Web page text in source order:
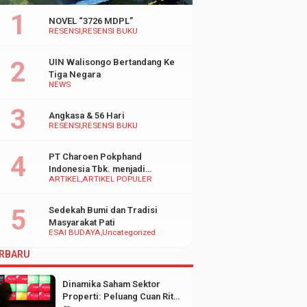
RESENSI RESENSI BUKU
NOVEL “3726 MDPL”
NEWS
UIN Walisongo Bertandang Ke
Tiga Negara
RESENSI RESENSI BUKU
Angkasa & 56 Hari
ARTIKELARTIKEL POPULER
PT Charoen Pokphand
Indonesia Tbk. menjadi
inspirasi Bagi UMKM di
ESAI BUDAYAUncategorized
Sedekah Bumi dan Tradisi
Masyarakat Pati
Dinamika Saham Sektor
Properti: Peluang Cuan Ritel